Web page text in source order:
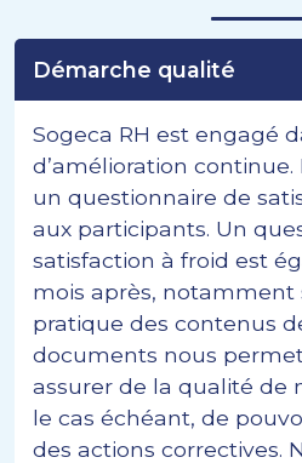
Démarche qualité
Sogeca RH est engagé
d’amélioration
un questionnaire de
aux participants. Un
satisfaction à froid est
mois après, notamment
pratique des contenus
documents nous
assurer de la qualité de
le cas échéant, de
des actions correctives.